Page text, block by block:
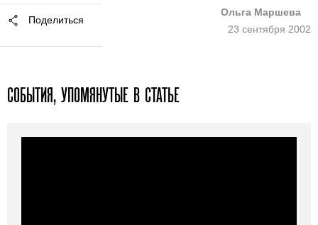
Поделиться
Ольга Маршева
23 сентября 2002
СОБЫТИЯ, УПОМЯНУТЫЕ В СТАТЬЕ